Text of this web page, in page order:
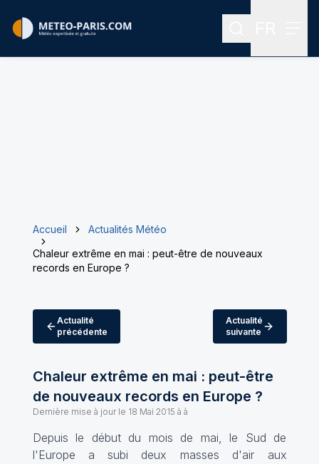
Rechercher
Accueil
Actualités Météo
Chaleur extrême en mai : peut-être de nouveaux
records en Europe ?
Actualité
précédente
Actualité
suivante
Chaleur extrême en mai : peut-être
de nouveaux records en Europe ?
Dernière mise à jour le 18 Mai 2015 à à
Depuis le début du mois de mai, le Sud de
l'Europe a subi deux masses d'air aux